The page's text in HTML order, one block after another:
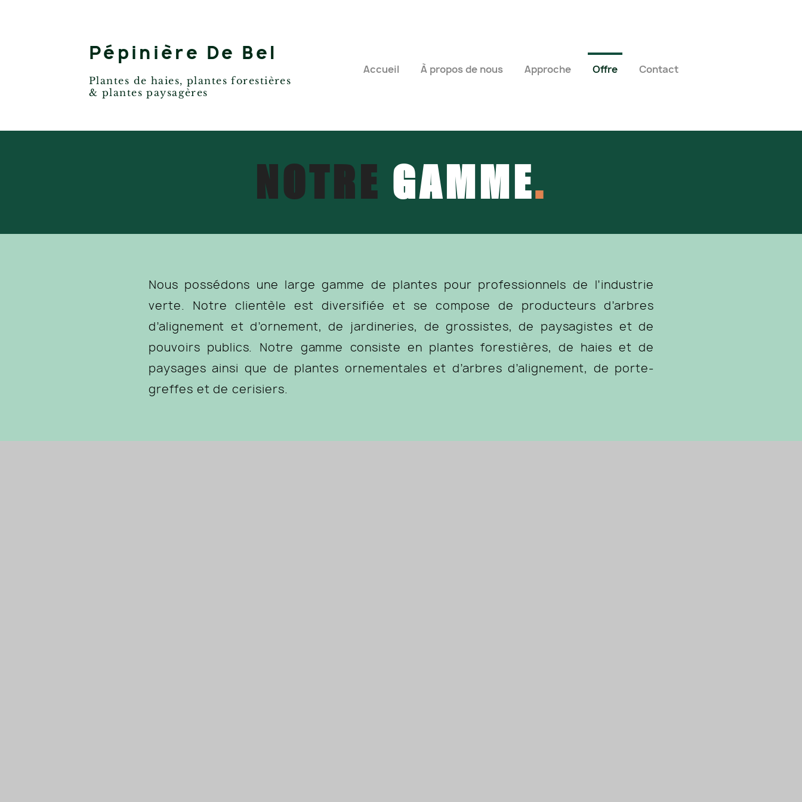
Pépinière De Bel
Plantes de haies, plantes forestières
& plantes paysagères
Accueil À propos de nous Approche Offre Contact
NOTRE GAMME.
Nous possédons une large gamme de plantes pour professionnels de l’industrie
verte. Notre clientèle est diversifiée et se compose de producteurs d’arbres
d’alignement et d’ornement, de jardineries, de grossistes, de paysagistes et de
pouvoirs publics. Notre gamme consiste en plantes forestières, de haies et de
paysages ainsi que de plantes ornementales et d’arbres d’alignement, de porte-
greffes et de cerisiers.